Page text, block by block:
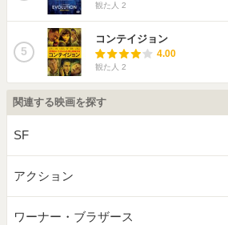
観た人 2
5
コンテイジョン
4.00
観た人 2
関連する映画を探す
SF
アクション
ワーナー・ブラザース